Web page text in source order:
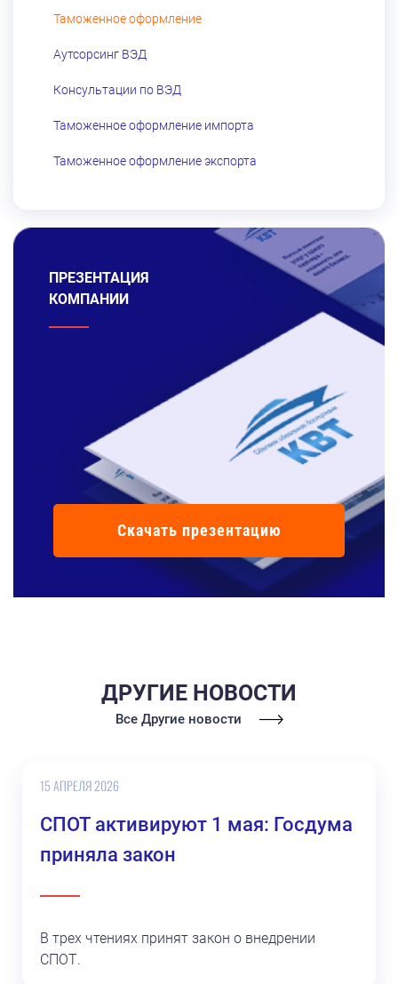
Таможенное оформление
Аутсорсинг ВЭД
Консультации по ВЭД
Таможенное оформление импорта
Таможенное оформление экспорта
ПРЕЗЕНТАЦИЯ
КОМПАНИИ
Скачать презентацию
ДРУГИЕ НОВОСТИ
Все Другие новости
15 АПРЕЛЯ 2026
СПОТ активируют 1 мая: Госдума
приняла закон
В трех чтениях принят закон о внедрении
СПОТ.